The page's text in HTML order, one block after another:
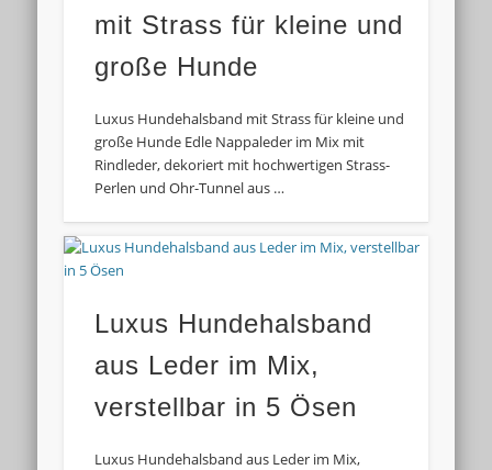
mit Strass für kleine und
große Hunde
Luxus Hundehalsband mit Strass für kleine und
große Hunde Edle Nappaleder im Mix mit
Rindleder, dekoriert mit hochwertigen Strass-
Perlen und Ohr-Tunnel aus …
Luxus Hundehalsband
aus Leder im Mix,
verstellbar in 5 Ösen
Luxus Hundehalsband aus Leder im Mix,